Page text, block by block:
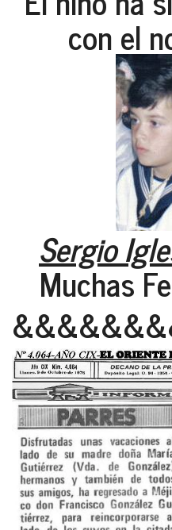
con el
Sergio
Muchas